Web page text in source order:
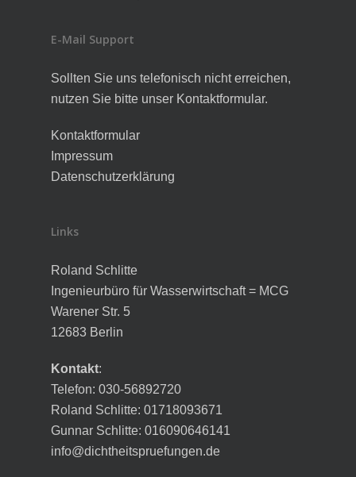
E-Mail Support
Sollten Sie uns telefonisch nicht erreichen,
nutzen Sie bitte unser Kontaktformular.
Kontaktformular
Impressum
Datenschutzerklärung
Links
Roland Schlitte
Ingenieurbüro für Wasserwirtschaft = MCG
Warener Str. 5
12683 Berlin
Kontakt:
Telefon: 030-56892720
Roland Schlitte: 01718093671
Gunnar Schlitte: 016090646141
info@dichtheitspruefungen.de